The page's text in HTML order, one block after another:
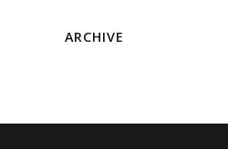
ARCHIVE